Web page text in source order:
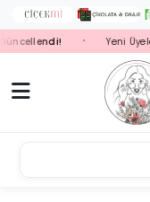
• Yeni Üyelere